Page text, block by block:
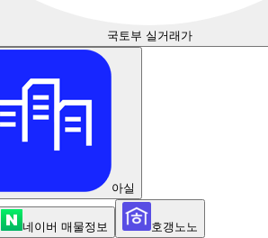
국토부 실거래가
아실
네이버 매물정보
호갱노노